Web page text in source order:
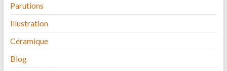
Parutions
Illustration
Céramique
Blog